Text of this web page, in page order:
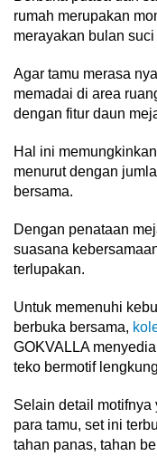
rumah merupakan
merayakan bulan
Agar tamu merasa
memadai di area
dengan fitur daun
Hal ini
menurut dengan
bersama.
Dengan penataan
suasana
terlupakan.
Untuk memenuhi
berbuka bersama,
GOKVALLA
teko bermotif
Selain detail motifnya
para tamu, set ini
tahan panas, tahan